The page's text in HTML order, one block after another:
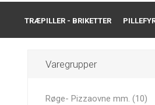
TRÆPILLER - BRIKETTER
Varegrupper
Røge- Pizzaovne mm. (10)